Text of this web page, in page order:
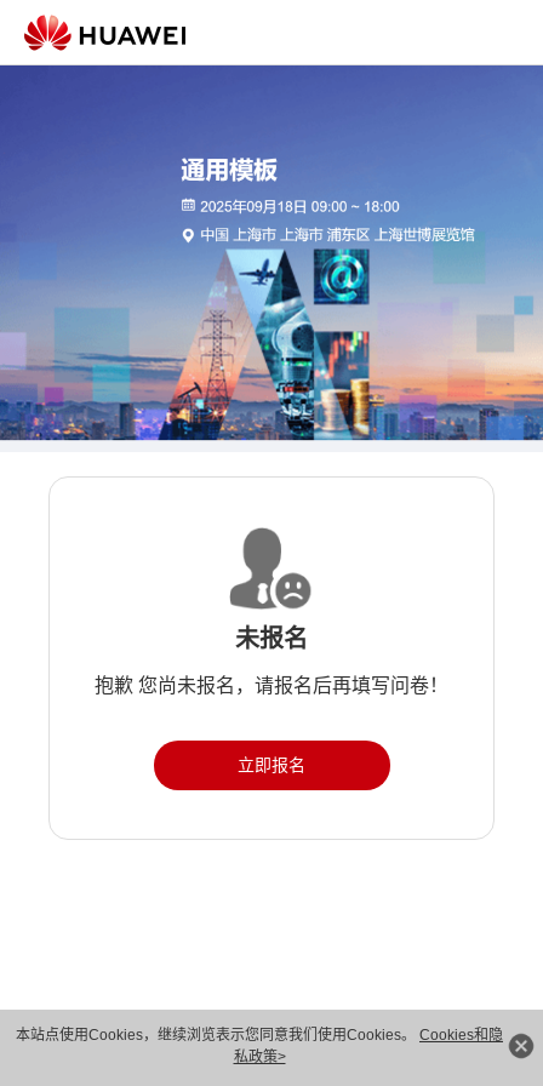
本站点使用Cookies，继续浏览表示您同意我们使用Cookies。 Cookies和隐
私政策>
未报名
抱歉 您尚未报名，请报名后再填写问卷！
立即报名
版权所有 © 华为技术有限公司 1998-2026。 保留一切权利。粤A2-20044005号
隐私保护
法律声明